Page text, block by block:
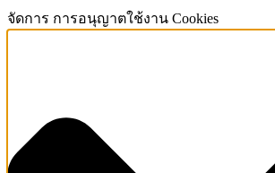
จัดการ การอนุญาตใช้งาน Cookies